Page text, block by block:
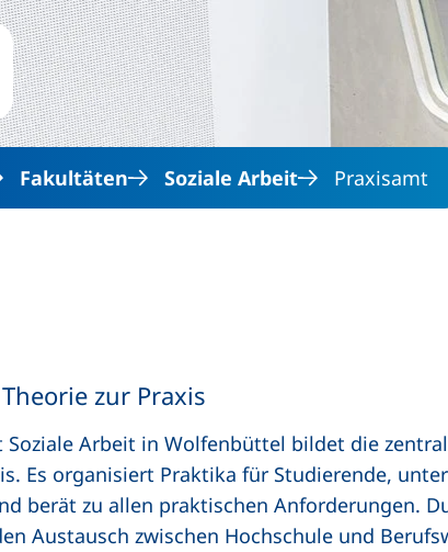
Fakultäten Soziale Arbeit Praxisamt
zur Praxis
Soziale Arbeit in Wolfenbüttel bildet die
Es organisiert Praktika für Studierende,
berät zu allen praktischen Anforderungen.
Austausch zwischen Hochschule und